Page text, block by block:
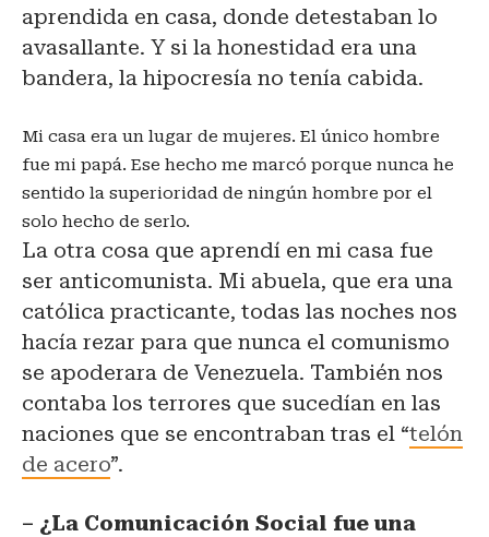
aprendida en casa, donde detestaban lo
avasallante. Y si la honestidad era una
bandera, la hipocresía no tenía cabida.
Mi casa era un lugar de mujeres. El único hombre
fue mi papá. Ese hecho me marcó porque nunca he
sentido la superioridad de ningún hombre por el
solo hecho de serlo.
La otra cosa que aprendí en mi casa fue
ser anticomunista. Mi abuela, que era una
católica practicante, todas las noches nos
hacía rezar para que nunca el comunismo
se apoderara de Venezuela. También nos
contaba los terrores que sucedían en las
naciones que se encontraban tras el “telón
de acero”.
– ¿La Comunicación Social fue una